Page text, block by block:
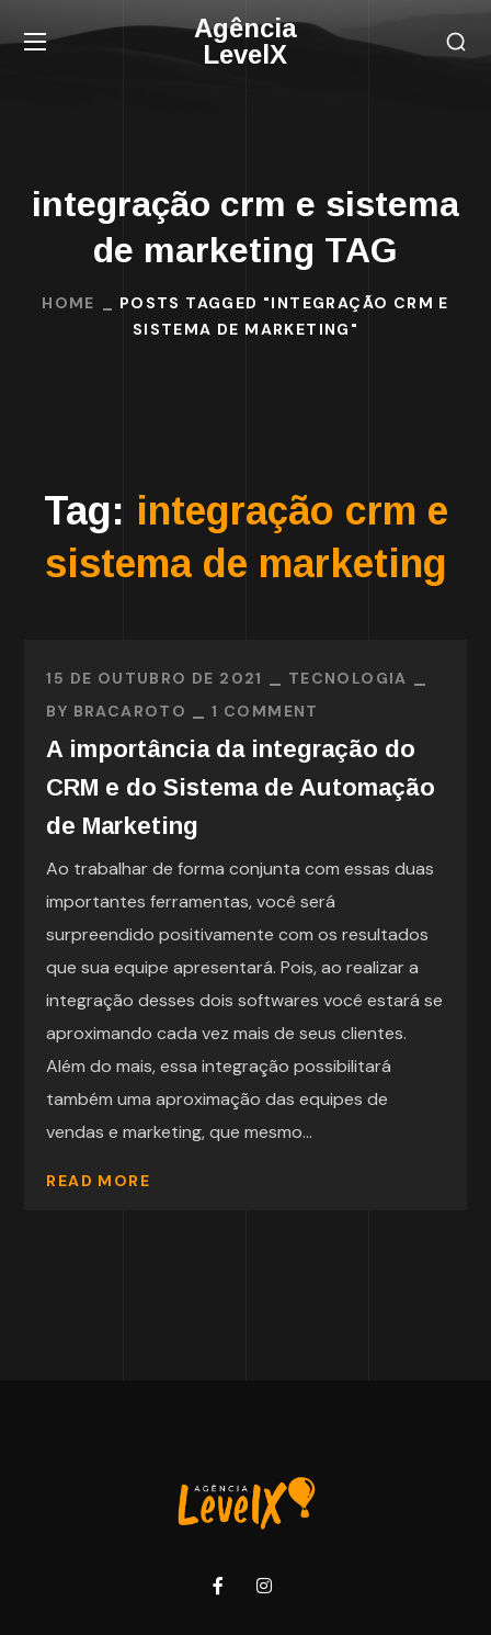
Agência
LevelX
integração crm e sistema
de marketing TAG
HOME
POSTS TAGGED "INTEGRAÇÃO CRM E
SISTEMA DE MARKETING"
Tag: integração crm e
sistema de marketing
15 DE OUTUBRO DE 2021
TECNOLOGIA
BY BRACAROTO 1 COMMENT
A importância da integração do
CRM e do Sistema de Automação
de Marketing
Ao trabalhar de forma conjunta com essas duas
importantes ferramentas, você será
surpreendido positivamente com os resultados
que sua equipe apresentará. Pois, ao realizar a
integração desses dois softwares você estará se
aproximando cada vez mais de seus clientes.
Além do mais, essa integração possibilitará
também uma aproximação das equipes de
vendas e marketing, que mesmo...
READ MORE